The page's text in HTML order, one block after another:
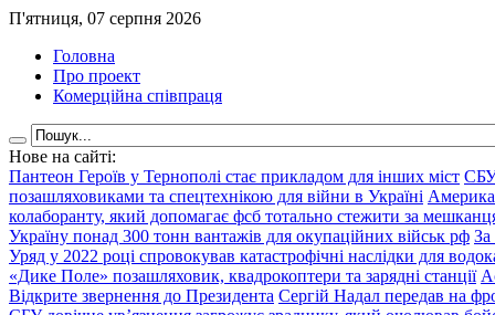
П'ятниця, 07 серпня 2026
Головна
Про проект
Комерційна співпраця
Нове на сайті:
Пантеон Героїв у Тернополі стає прикладом для інших міст СБУ
позашляховиками та спецтехнікою для війни в Україні
колаборанту, який допомагає фсб тотально стежити за
Україну понад 300 тонн вантажів для окупаційних військ рф За
Уряд у 2022 році спровокував катастрофічні наслідки для
«Дике Поле» позашляховик, квадрокоптери та зарядні станції
Відкрите звернення до Президента Сергій Надал передав на